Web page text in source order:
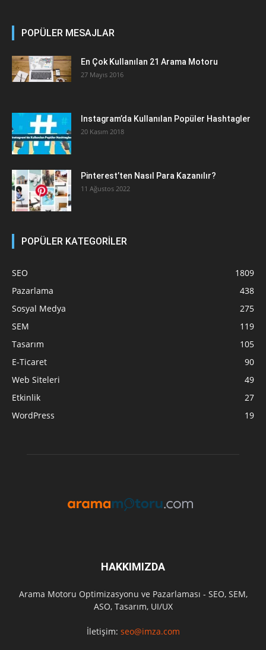
POPÜLER MESAJLAR
En Çok Kullanılan 21 Arama Motoru
27 Mayıs 2016
Instagram’da Kullanılan Popüler Hashtagler
20 Kasım 2018
Pinterest’ten Nasıl Para Kazanılır?
11 Ağustos 2022
POPÜLER KATEGORİLER
SEO
1809
Pazarlama
438
Sosyal Medya
275
SEM
119
Tasarım
105
E-Ticaret
90
Web Siteleri
49
Etkinlik
27
WordPress
19
HAKKIMIZDA
Arama Motoru Optimizasyonu ve Pazarlaması - SEO, SEM,
ASO, Tasarım, UI/UX
İletişim: seo@imza.com